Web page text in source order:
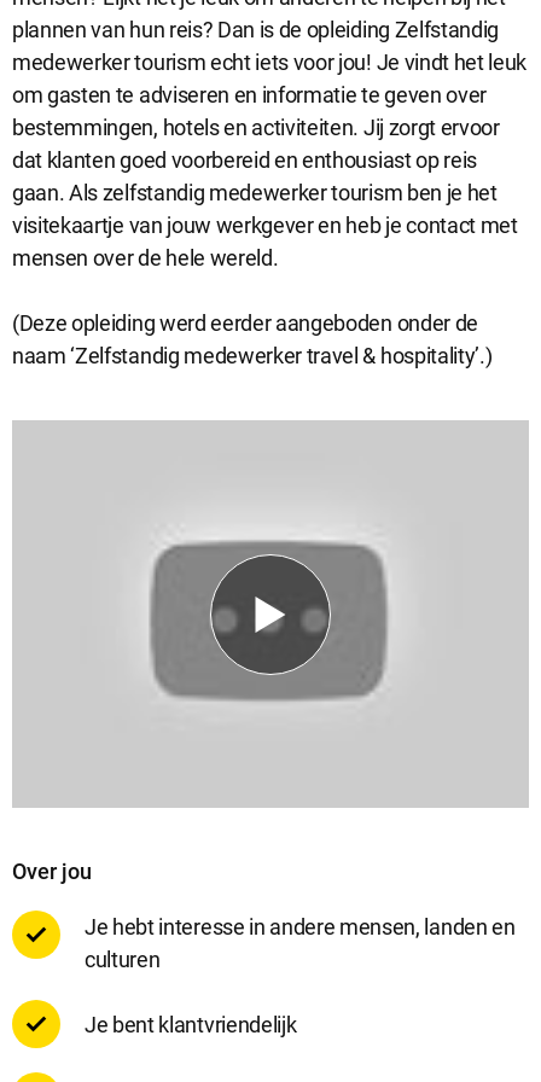
Analytische cookies
Analytische cookies geven ons inzicht in hoe de website wordt
gebruikt. Op basis van deze informatie kunnen wij deze website
gebruiksvriendelijker maken.
Marketing cookies
Google. De cookies delen individuele gegevens over jouw
surfgedrag op onze website.
plannen van hun reis? Dan is de opleiding Zelfstandig
medewerker tourism echt iets voor jou! Je vindt het leuk
om gasten te adviseren en informatie te geven over
bestemmingen, hotels en activiteiten. Jij zorgt ervoor
dat klanten goed voorbereid en enthousiast op reis
gaan. Als zelfstandig medewerker tourism ben je het
visitekaartje van jouw werkgever en heb je contact met
mensen over de hele wereld.
(Deze opleiding werd eerder aangeboden onder de
naam ‘Zelfstandig medewerker travel & hospitality’.)
Over jou
Je hebt interesse in andere mensen, landen en
culturen
Je bent klantvriendelijk